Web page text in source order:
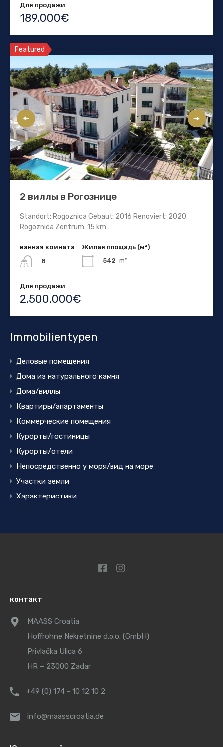
Для продажи
189.000€
Featured
2 виллы в Рогознице
Standort: Rogoznica Gebaut: 2016 Renoviert: 2020
Rogoznica Zentrum: 15 km…
ванная комната
8
Жилая площадь (м²)
542 m²
Для продажи
2.500.000€
Immobilientypen
Деловые помещения
Дома из натурального камня
Дома/виллы
Квартиры/апартаменты
Коммерческие помещения
Курорты/гостиницы
Курорты/отели
Непосредственно у моря/вид на море
Участки земли
Характеристики
контакт
MAASS Croatia
Hoffrohne Nekretnine d.o.o. (GmbH)
Privlačka Ulica 6
HR – 23000 Zadar
+49 (0) 174 - 10 12 10 2
info@maasscroatia.de